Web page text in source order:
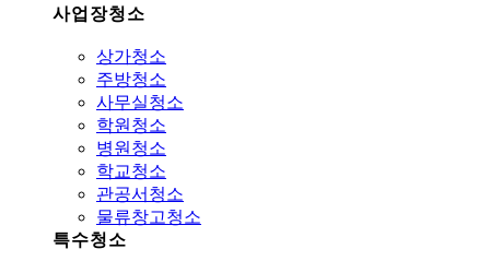
사업장청소
상가청소
주방청소
사무실청소
학원청소
병원청소
학교청소
관공서청소
물류창고청소
특수청소